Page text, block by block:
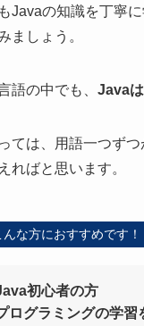
Javaの知識を丁寧
ましょう。
語の中でも、 Java
ては、用語一つず
ればと思います。
な方におすすめです！
初心者の方
ログラミングの学